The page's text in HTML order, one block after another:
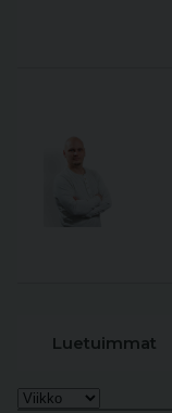
Luetuimmat